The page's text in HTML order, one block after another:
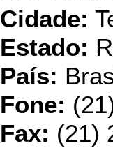
Cidade:
Estado:
País:
Fone:
Fax: (21)